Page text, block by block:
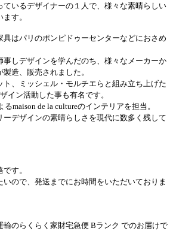
ているデザイナーの１人で、様々な素晴らしい
す。
具はパリのポンピドゥーセンターなどにおさめ
事しデザインを学んだのち、様々なメーカーか
造、販売されました。
ト、ミッシェル・モルチエらと組み立ち上げた
イン活動した事も有名です。
maison de la cultureのインテリアを担当。
ーデザインの素晴らしさを現代に数多く残して
す。
ので、発送までにお時間をいただいておりま
輸のらくらく家財宅急便 Bランク でのお届けで